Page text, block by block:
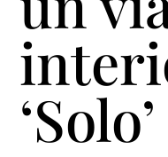
‘Solo’